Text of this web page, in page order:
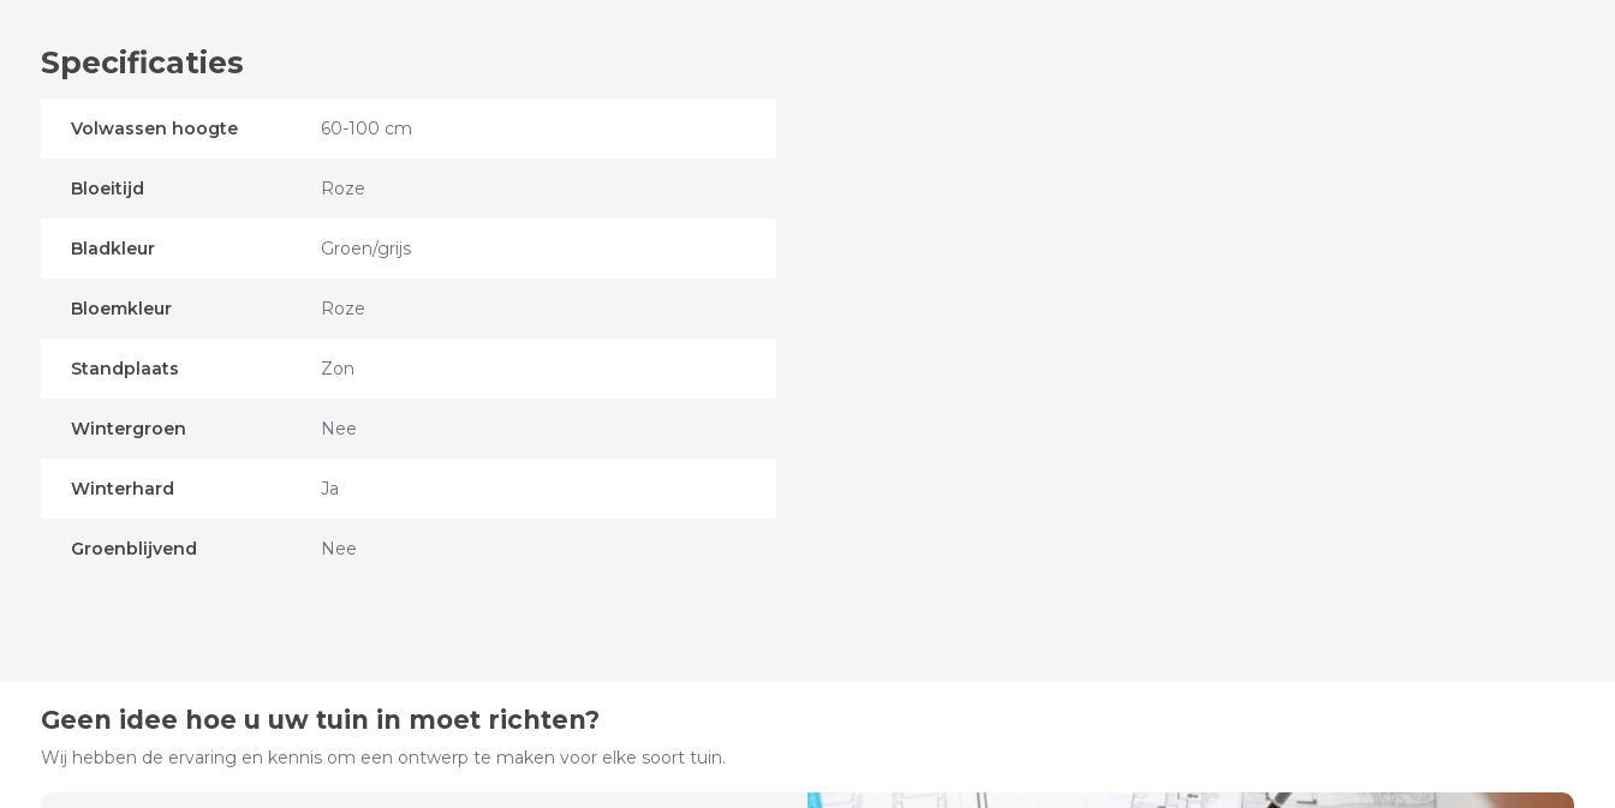
Specificaties
Volwassen hoogte 60-100 cm
Bloeitijd Roze
Bladkleur Groen/grijs
Bloemkleur Roze
Standplaats Zon
Wintergroen Nee
Winterhard Ja
Groenblijvend Nee
Geen idee hoe u uw tuin in moet richten?
Wij hebben de ervaring en kennis om een ontwerp te maken voor elke soort tuin.